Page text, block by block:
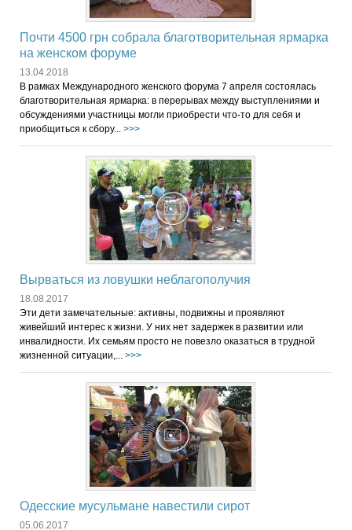
Почти 4500 грн собрала благотворительная ярмарка
на женском форуме
13.04.2018
В рамках Международного женского форума 7 апреля состоялась
благотворительная ярмарка: в перерывах между выступлениями и
обсуждениями участницы могли приобрести что-то для себя и
приобщиться к сбору... >>>
Вырваться из ловушки неблагополучия
18.08.2017
Эти дети замечательные: активны, подвижны и проявляют
живейший интерес к жизни. У них нет задержек в развитии или
инвалидности. Их семьям просто не повезло оказаться в трудной
жизненной ситуации,... >>>
Одесские мусульмане навестили сирот
05.06.2017